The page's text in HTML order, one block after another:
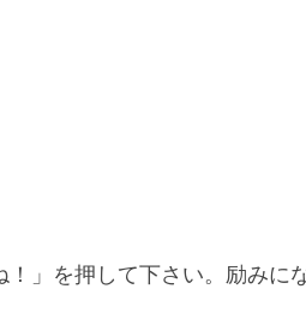
」を押して下さい。励みに